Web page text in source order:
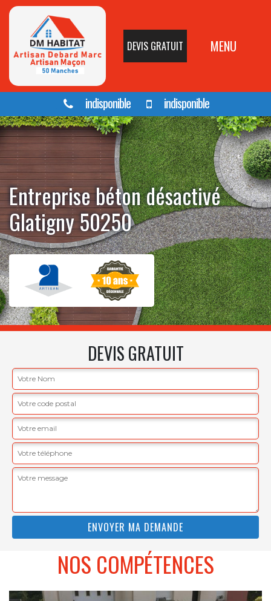
DEVIS GRATUIT MENU
indisponible indisponible
Entreprise béton désactivé
Glatigny 50250
DEVIS GRATUIT
NOS COMPÉTENCES